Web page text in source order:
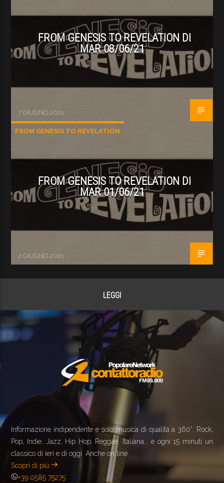
FROM GENESIS TO REVELATION DI
MAR 08/06/21
7 GIUGNO 2021
FROM GENESIS TO REVELATION
FROM GENESIS TO REVELATION DI
MAR 01/06/21
2 GIUGNO 2021
LEGGI
Informazione indipendente e solo musica di qualità a 360°. Rock,
Pop, Indie, Jazz, Hip Hop, Reggae, Italiana... e ogni 15 minuti un
classico di ieri e di oggi. Anche on line.
Scopri di più
+39 0585 75275